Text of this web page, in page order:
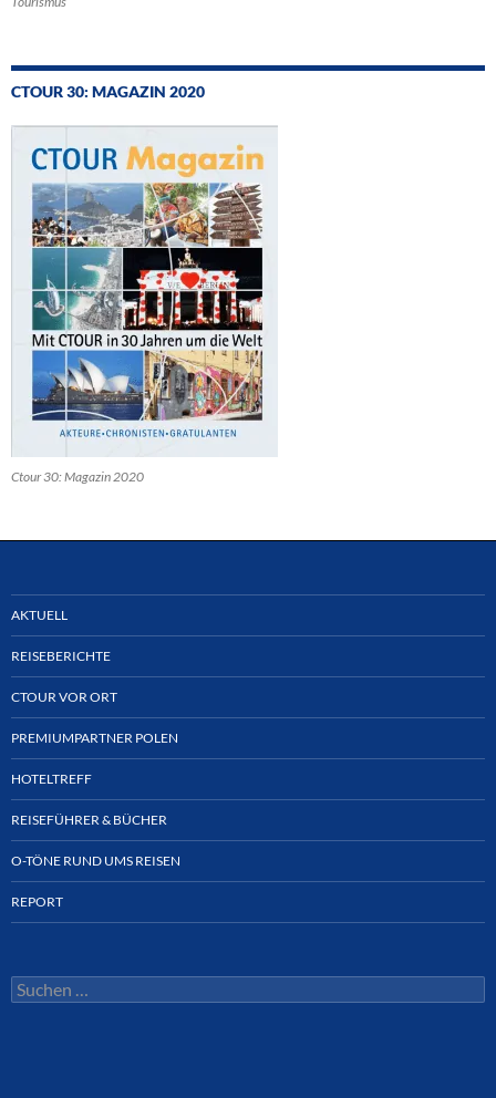
CTOUR 30: MAGAZIN 2020
Ctour 30: Magazin 2020
AKTUELL
REISEBERICHTE
CTOUR VOR ORT
PREMIUMPARTNER POLEN
HOTELTREFF
REISEFÜHRER & BÜCHER
O-TÖNE RUND UMS REISEN
REPORT
Suchen
nach: